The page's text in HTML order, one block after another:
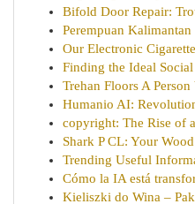
Bifold Door Repair:
Perempuan
Our Electronic
Finding the Ideal
Trehan Floors A
Humanio AI:
copyright: The Rise of
Shark P CL: Your
Trending Useful
Cómo la IA está
Kieliszki do Wina –